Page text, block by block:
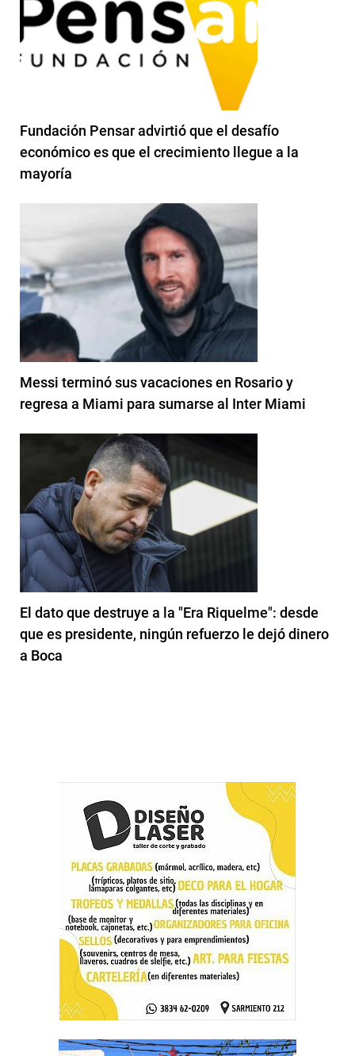
Fundación Pensar advirtió que el desafío
económico es que el crecimiento llegue a la
mayoría
Messi terminó sus vacaciones en Rosario y
regresa a Miami para sumarse al Inter Miami
El dato que destruye a la "Era Riquelme": desde
que es presidente, ningún refuerzo le dejó dinero
a Boca